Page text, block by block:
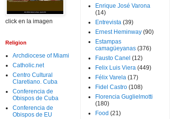
click en la imagen
Religion
Archdiocese of Miami
Catholic.net
Centro Cultural
Claretiano. Cuba
Conferencia de
Obispos de Cuba
Conferencia de
Obispos de EU
Enrique José Varona
(14)
Entrevista (39)
Ernest Heminway (90)
Estampas
camagüeyanas (376)
Fausto Canel (12)
Felix Luis Viera (449)
Félix Varela (17)
Fidel Castro (108)
Florencia Guglielmotti
(180)
Food (21)